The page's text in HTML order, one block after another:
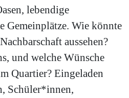
lebendige
Gemeinplätze. Wie könnte
aussehen?
und welche Wünsche
Quartier? Eingeladen
Schüler*innen,